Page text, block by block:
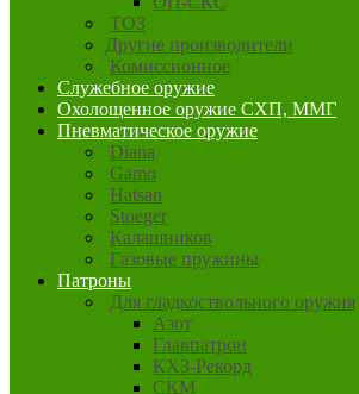
ТОЗ
Другие производители
Комиссионное
Служебное оружие
Охолощенное оружие СХП, ММГ
Пневматическое оружие
Diana
Gamo
Hatsan
Stoeger
Калашников
Газовые пружины
Патроны
Для гладкоствольного оружия
Азот
Главпатрон
КХЗ-Рекорд
СКМ